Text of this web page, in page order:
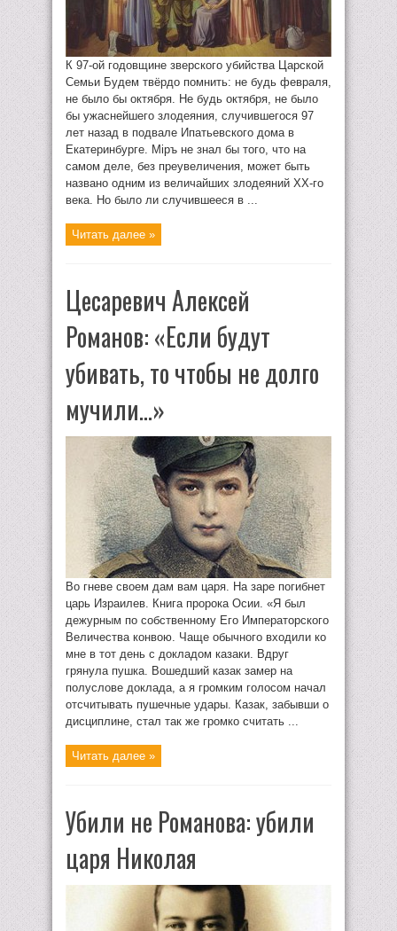
К 97-ой годовщине зверского убийства Царской
Семьи Будем твёрдо помнить: не будь февраля,
не было бы октября. Не будь октября, не было
бы ужаснейшего злодеяния, случившегося 97
лет назад в подвале Ипатьевского дома в
Екатеринбурге. Мiръ не знал бы того, что на
самом деле, без преувеличения, может быть
названо одним из величайших злодеяний ХХ-го
века. Но было ли случившееся в ...
Читать далее »
Цесаревич Алексей
Романов: «Если будут
убивать, то чтобы не долго
мучили…»
Во гневе своем дам вам царя. На заре погибнет
царь Израилев. Книга пророка Осии. «Я был
дежурным по собственному Его Императорского
Величества конвою. Чаще обычного входили ко
мне в тот день с докладом казаки. Вдруг
грянула пушка. Вошедший казак замер на
полуслове доклада, а я громким голосом начал
отсчитывать пушечные удары. Казак, забывши о
дисциплине, стал так же громко считать ...
Читать далее »
Убили не Романова: убили
царя Николая